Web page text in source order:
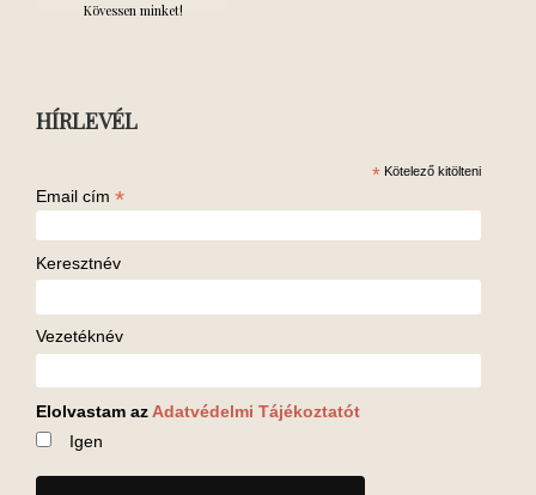
Kövessen minket!
HÍRLEVÉL
* Kötelező kitölteni
Email cím *
Keresztnév
Vezetéknév
Elolvastam az Adatvédelmi Tájékoztatót
Igen